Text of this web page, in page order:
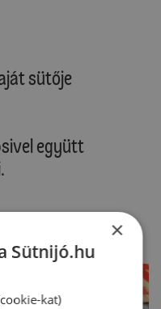
sütője
együtt
is választhatunk.
×
Sütnijó.hu
kat)